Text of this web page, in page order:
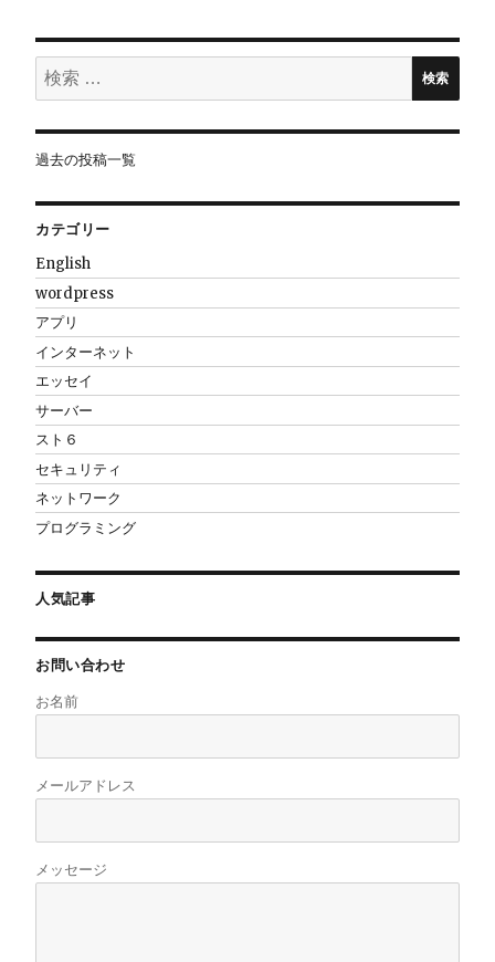
ビ
ゲ
ー
シ
ョ
ン
検
索:
検索
過去の投稿一覧
カテゴリー
English
wordpress
アプリ
インターネット
エッセイ
サーバー
スト６
セキュリティ
ネットワーク
プログラミング
人気記事
お問い合わせ
お名前
メールアドレス
メッセージ